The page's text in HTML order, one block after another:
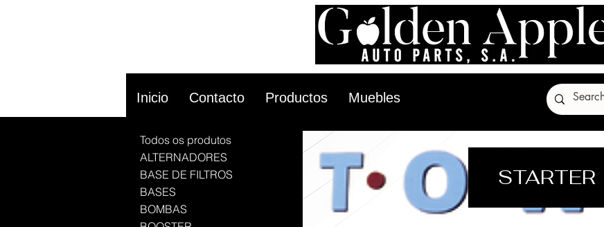
Inicio Contacto Productos Muebles
Todos os produtos
ALTERNADORES
BASE DE FILTROS
BASES
BOMBAS
STARTER